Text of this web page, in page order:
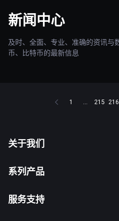
新闻中心
及时、全面、专业、准确的资讯与
币、比特币的最新信息
1 ... 215 216
关于我们
系列产品
服务支持